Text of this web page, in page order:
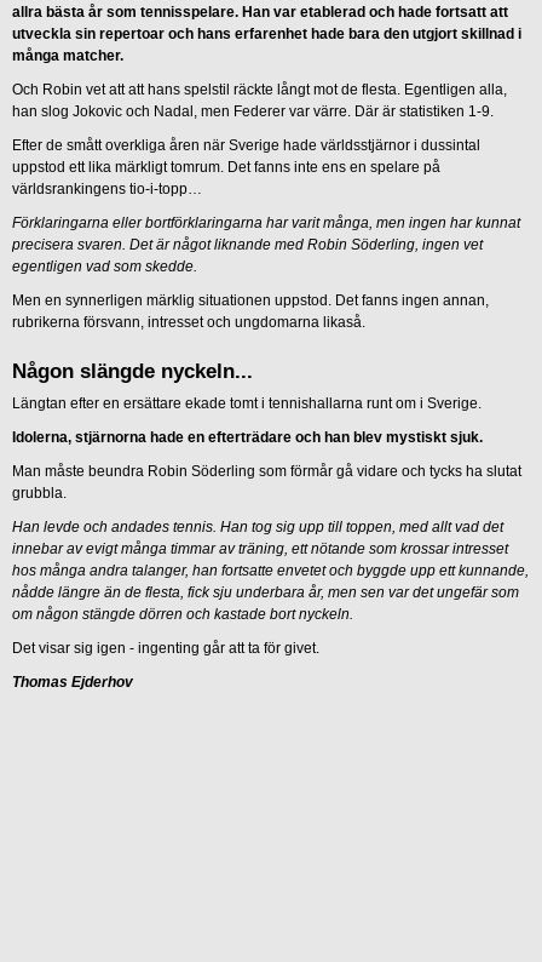
allra bästa år som tennisspelare. Han var etablerad och hade fortsatt att
utveckla sin repertoar och hans erfarenhet hade bara den utgjort skillnad i
många matcher.
Och Robin vet att att hans spelstil räckte långt mot de flesta. Egentligen alla,
han slog Jokovic och Nadal, men Federer var värre. Där är statistiken 1-9.
Efter de smått overkliga åren när Sverige hade världsstjärnor i dussintal
uppstod ett lika märkligt tomrum. Det fanns inte ens en spelare på
världsrankingens tio-i-topp…
Förklaringarna eller bortförklaringarna har varit många, men ingen har kunnat
precisera svaren. Det är något liknande med Robin Söderling, ingen vet
egentligen vad som skedde.
Men en synnerligen märklig situationen uppstod. Det fanns ingen annan,
rubrikerna försvann, intresset och ungdomarna likaså.
Någon slängde nyckeln...
Längtan efter en ersättare ekade tomt i tennishallarna runt om i Sverige.
Idolerna, stjärnorna hade en efterträdare och han blev mystiskt sjuk.
Man måste beundra Robin Söderling som förmår gå vidare och tycks ha slutat
grubbla.
Han levde och andades tennis. Han tog sig upp till toppen, med allt vad det
innebar av evigt många timmar av träning, ett nötande som krossar intresset
hos många andra talanger, han fortsatte envetet och byggde upp ett kunnande,
nådde längre än de flesta, fick sju underbara år, men sen var det ungefär som
om någon stängde dörren och kastade bort nyckeln.
Det visar sig igen - ingenting går att ta för givet.
Thomas Ejderhov